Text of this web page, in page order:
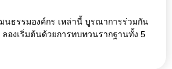
นธรรมองค์กร เหล่านี้ บูรณาการร่วมกัน
องเริ่มต้นด้วยการทบทวนรากฐานทั้ง 5